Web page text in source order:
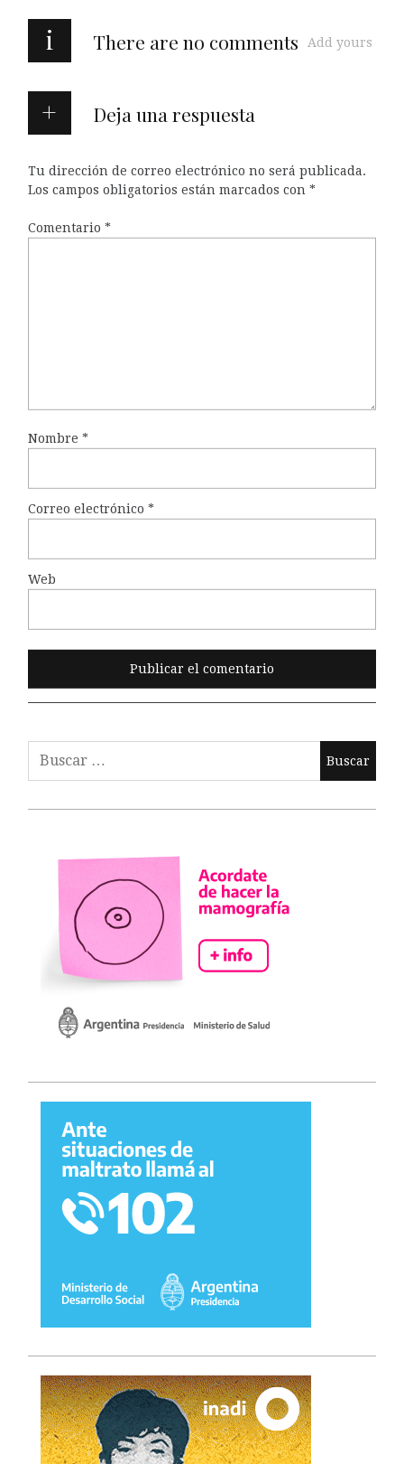
i There are no comments Add yours
Deja una respuesta
Tu dirección de correo electrónico no será publicada.
Los campos obligatorios están marcados con *
Comentario *
Nombre *
Correo electrónico *
Web